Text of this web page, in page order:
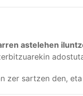
astelehen
zer sartzen den,